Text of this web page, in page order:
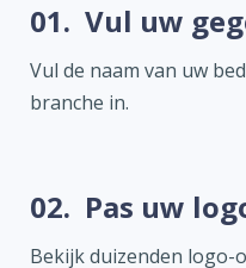
01. Vul uw
Vul de naam van uw
branche in.
02. Pas uw
Bekijk duizenden logo-